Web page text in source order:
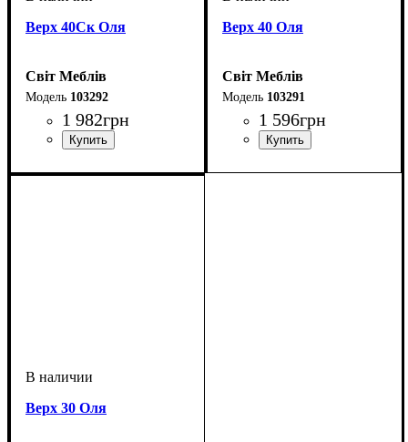
Верх 40Ск Оля
Світ Меблів
103292
1 982грн
Верх 40 Оля
Світ Меблів
103291
1 596грн
Верх 30 Оля